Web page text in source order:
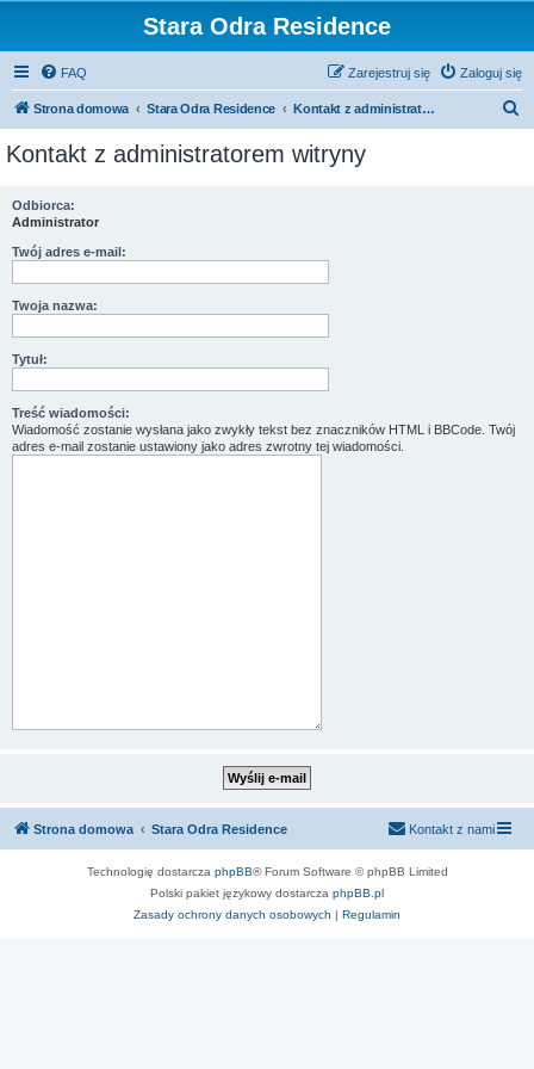
Stara Odra Residence
FAQ Zaloguj się
Zarejestruj się
Strona domowa Stara Odra Residence Kontakt z administratorem witryny
Kontakt z administratorem witryny
Odbiorca:
Administrator
Twój adres e-mail:
Twoja nazwa:
Tytuł:
Treść wiadomości:
Wiadomość zostanie wysłana jako zwykły tekst bez znaczników HTML i BBCode. Twój
adres e-mail zostanie ustawiony jako adres zwrotny tej wiadomości.
Strona domowa Stara Odra Residence Kontakt z nami
Technologię dostarcza phpBB® Forum Software © phpBB Limited
Polski pakiet językowy dostarcza phpBB.pl
Zasady ochrony danych osobowych | Regulamin